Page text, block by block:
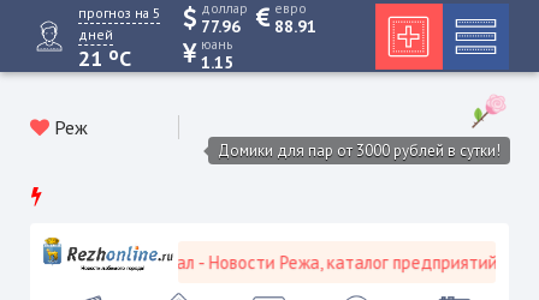
прогноз на 5
дней
21 oC
доллар
77.96
евро
88.91
юань
1.15
Реж
Домики для пар от 3000 рублей в сутки!
городской портал - Новости Режа, каталог предприятий,